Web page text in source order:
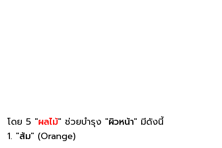
โดย 5 "ผลไม้" ช่วยบำรุง "ผิวหน้า" มีดังนี้
1. "ส้ม" (Orange)